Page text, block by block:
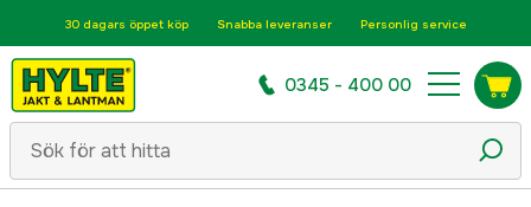
30 dagars öppet köp Snabba leveranser Personlig service
0345 - 400 00